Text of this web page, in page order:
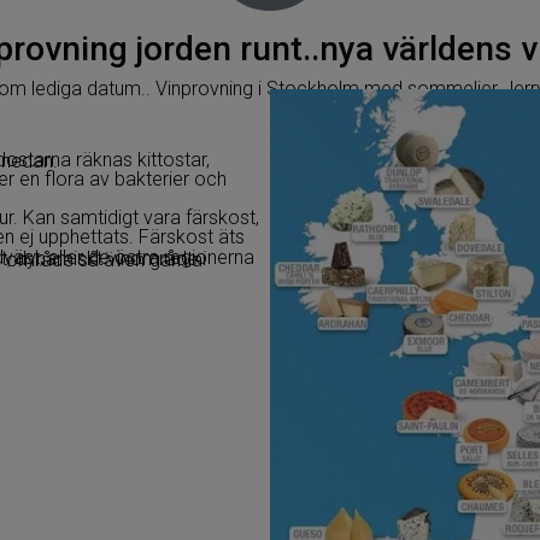
jorden runt..nya världens
lediga datum.. Vinprovning i Stockholm med sommelier
enligt nedan.